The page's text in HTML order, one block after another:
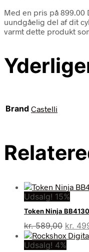
Med en pris på 899.00
uundgåelig del af dit
varmt dette produkt
Brand Castelli
Udsalg! 15%
Token Ninja
kr.589,00 Den
pris
kr.
Udsalg! 4%